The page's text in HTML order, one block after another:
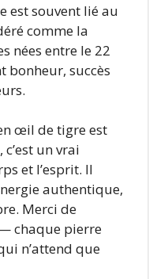
est souvent lié au
comme la
nées entre le 22
bonheur, succès
œil de tigre est
un vrai
et l’esprit. Il
authentique,
Merci de
chaque pierre
n’attend que